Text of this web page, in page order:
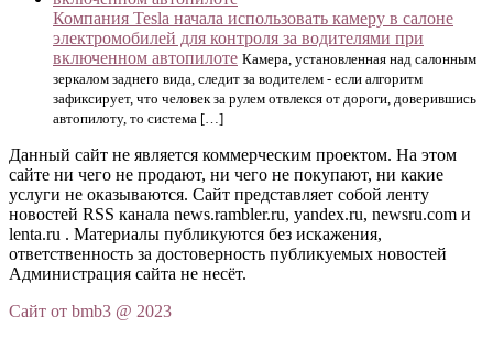
Компания Tesla начала использовать камеру в салоне
электромобилей для контроля за водителями при
включенном автопилоте Камера, установленная над салонным
зеркалом заднего вида, следит за водителем - если алгоритм
зафиксирует, что человек за рулем отвлекся от дороги, доверившись
автопилоту, то система […]
Данный сайт не является коммерческим проектом. На этом
сайте ни чего не продают, ни чего не покупают, ни какие
услуги не оказываются. Сайт представляет собой ленту
новостей RSS канала news.rambler.ru, yandex.ru, newsru.com и
lenta.ru . Материалы публикуются без искажения,
ответственность за достоверность публикуемых новостей
Администрация сайта не несёт.
Сайт от bmb3 @ 2023